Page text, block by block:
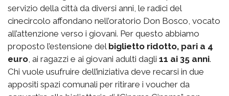
servizio della città da diversi anni, le radici del
cinecircolo affondano nell’oratorio Don Bosco, vocato
all’attenzione verso i giovani. Per questo abbiamo
proposto l’estensione del biglietto ridotto, pari a 4
euro, ai ragazzi e ai giovani adulti dagli 11 ai 35 anni.
Chi vuole usufruire dell’iniziativa deve recarsi in due
appositi spazi comunali per ritirare i voucher da